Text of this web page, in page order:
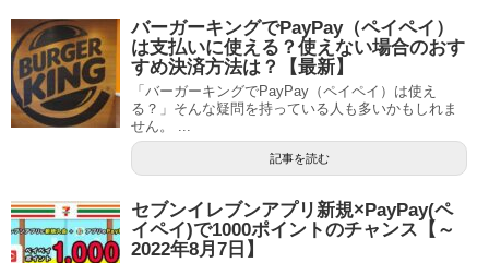
バーガーキングでPayPay（ペイペイ）
は支払いに使える？使えない場合のおす
すめ決済方法は？【最新】
「バーガーキングでPayPay（ペイペイ）は使え
る？」そんな疑問を持っている人も多いかもしれま
せん。 ...
記事を読む
セブンイレブンアプリ新規×PayPay(ペ
イペイ)で1000ポイントのチャンス【～
2022年8月7日】